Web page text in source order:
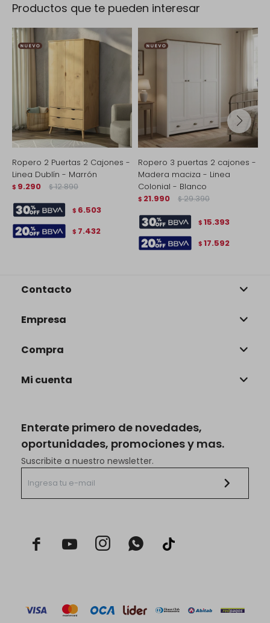
Productos que te pueden interesar
Ropero 2 Puertas 2 Cajones -
Linea Dublín - Marrón
$ 9.290 $ 12.890
$ 6.503
$ 7.432
Ropero 3 puertas 2 cajones -
Madera maciza - Linea
Colonial - Blanco
$ 21.990 $ 29.390
$ 15.393
$ 17.592
Enterate primero de novedades,
oportunidades, promociones y mas.
Suscribite a nuestro newsletter.
  
Contacto
Empresa
Compra
Mi cuenta